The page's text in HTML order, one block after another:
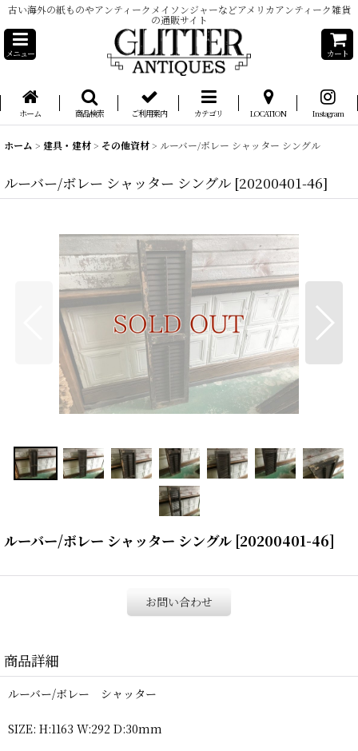
古い海外の紙ものやアンティークメイソンジャーなどアメリカアンティーク雑貨
の通販サイト
メニュー カート
ホーム 商品検索 ご利用案内 カテゴリ LOCATION Instagram
ホーム > 建具・建材> その他資材> ルーバー/ボレー シャッター シングル
ルーバー/ボレー シャッター シングル [20200401-46]
ルーバー/ボレー シャッター シングル [20200401-46]
お問い合わせ
商品詳細
ルーバー/ボレー シャッター
SIZE: H:1163 W:292 D:30mm